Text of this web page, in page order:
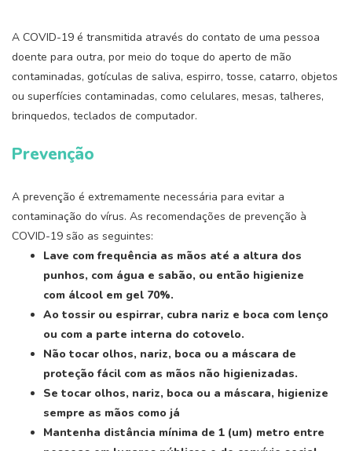
A COVID-19 é transmitida através do contato de uma pessoa
doente para outra, por meio do toque do aperto de mão
contaminadas, gotículas de saliva, espirro, tosse, catarro, objetos
ou superfícies contaminadas, como celulares, mesas, talheres,
brinquedos, teclados de computador.
Prevenção
A prevenção é extremamente necessária para evitar a
contaminação do vírus. As recomendações de prevenção à
COVID-19 são as seguintes:
Lave com frequência as mãos até a altura dos
punhos, com água e sabão, ou então higienize
com álcool em gel 70%.
Ao tossir ou espirrar, cubra nariz e boca com lenço
ou com a parte interna do cotovelo.
Não tocar olhos, nariz, boca ou a máscara de
proteção fácil com as mãos não higienizadas.
Se tocar olhos, nariz, boca ou a máscara, higienize
sempre as mãos como já
Mantenha distância mínima de 1 (um) metro entre